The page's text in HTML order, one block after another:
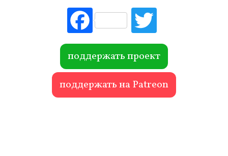
Fac
ebo
ok r
поддержать проект
поддержать на Patreon